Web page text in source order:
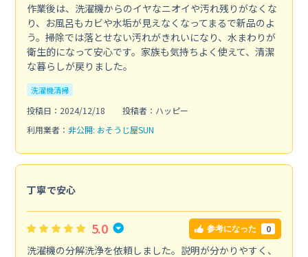
作業後は、洗濯機からのイヤなニオイや汚れ残りがなくな
り、お風呂もカビや水垢が見えなくなってまるで新品のよ
う。掃除では落とせない汚れがきれいになり、水まわりが
衛生的になって安心です。家族も気持ちよく使えて、清潔
な暮らしが戻りました。
洗濯機清掃
投稿日：2024/12/18
投稿者：ハッピー
利用業者： 非公開: おそうじ屋SUN
丁寧で安心
5.0 参考になった 0
洗濯機の分解洗浄を依頼しました。説明が分かりやすく、